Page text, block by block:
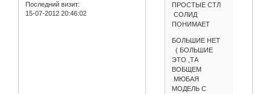
Последний визит:
15-07-2012 20:46:02
ПРОСТЫЕ СТЛ
СОЛИД
ПОНИМАЕТ
БОЛЬШИЕ НЕТ
( БОЛЬШИЕ
ЭТО ,ТА
ВОБЩЕМ
МЮБАЯ
МОДЕЛЬ С